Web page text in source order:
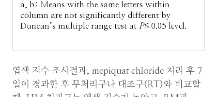
a, b: Means with the same letters within
column are not significantly different by
Duncan’s multiple range test atP≤0.05 level.
엽색 지수 조사결과, mepiquat chloride 처리 후 7
일이 경과한 후 무처리구나 대조구(RT)와 비교할